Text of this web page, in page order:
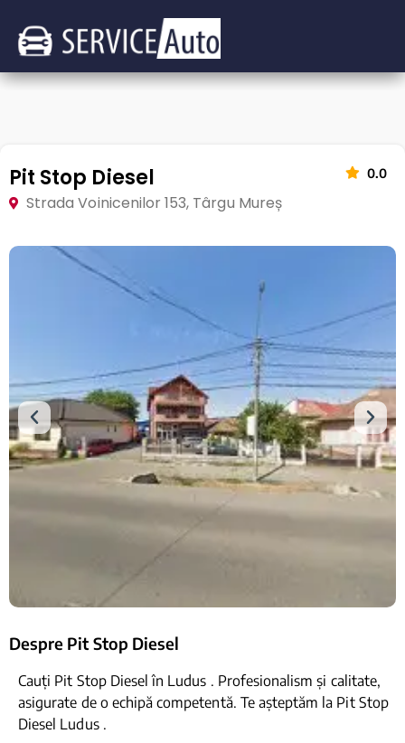
Pit Stop Diesel 0.0
Strada Voinicenilor 153, Târgu Mureș
Despre Pit Stop Diesel
Cauți Pit Stop Diesel în Ludus . Profesionalism și calitate,
asigurate de o echipă competentă. Te așteptăm la Pit Stop
Diesel Ludus .